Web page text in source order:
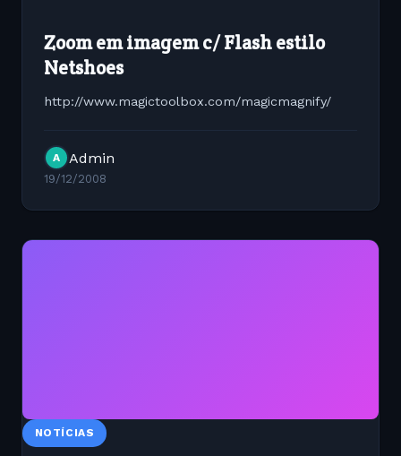
Zoom em imagem c/ Flash estilo
Netshoes
http://www.magictoolbox.com/magicmagnify/
A Admin
19/12/2008
NOTÍCIAS